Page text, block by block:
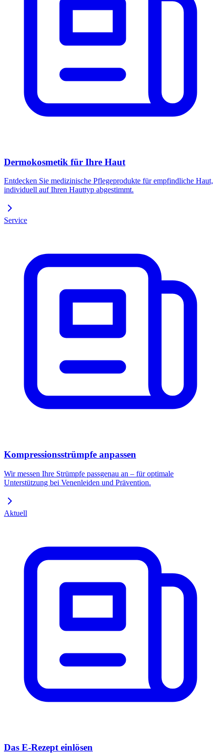
Dermokosmetik für Ihre Haut
Entdecken Sie medizinische Pflegeprodukte für empfindliche Haut,
individuell auf Ihren Hauttyp abgestimmt.
Service
Kompressionsstrümpfe anpassen
Wir messen Ihre Strümpfe passgenau an – für optimale
Unterstützung bei Venenleiden und Prävention.
Aktuell
Das E-Rezept einlösen